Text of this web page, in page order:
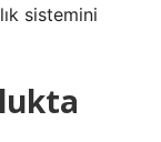
sistemini